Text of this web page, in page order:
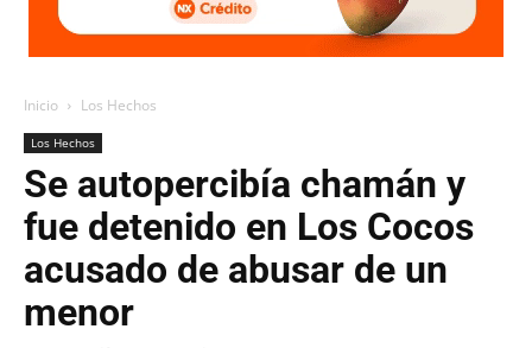
Inicio Los Hechos
Los Hechos
Se autopercibía chamán y
fue detenido en Los Cocos
acusado de abusar de un
menor